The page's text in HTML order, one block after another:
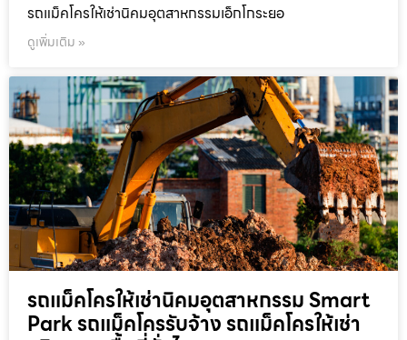
รถแม็คโครให้เช่านิคมอุตสาหกรรมเอ็กโกระยอ
ดูเพิ่มเติม »
รถแม็คโครให้เช่านิคมอุตสาหกรรม Smart
Park รถแม็คโครรับจ้าง รถแม็คโครให้เช่า